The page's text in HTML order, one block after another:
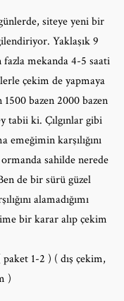
siteye yeni bir
Yaklaşık 9
mekanda 4-5 saati
çekim de yapmaya
bazen 2000 bazen
tabii ki. Çılgınlar gibi
karşılığını
sahilde nerede
de bir sürü güzel
alamadığımı
bir karar alıp çekim
1-2 ) ( dış çekim,
)